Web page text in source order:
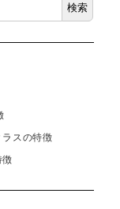
検索
スの特徴